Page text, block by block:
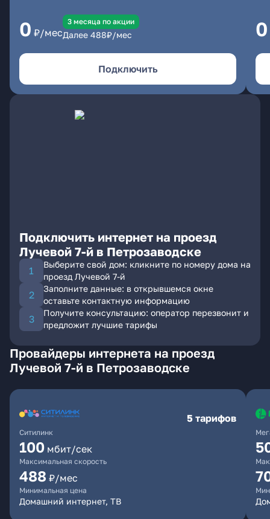
0 ₽/мес
3 месяцa по акции
Далее 488₽/мес
Подключить
0
Подключить интернет на проезд
Лучевой 7-й в Петрозаводске
Выберите свой дом: кликните по номеру дома на
проезд Лучевой 7-й
Заполните данные: в открывшемся окне
оставьте контактную информацию
Получите консультацию: оператор перезвонит и
предложит лучшие тарифы
Провайдеры интернета на проезд
Лучевой 7-й в Петрозаводске
Ситилинк
5 тарифов
100 мбит/сек
Максимальная скорость
488 ₽/мес
Минимальная цена
Домашний интернет, ТВ